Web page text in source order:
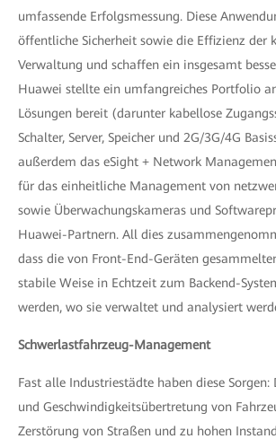
umfassende Erfolgsmessung. Diese
öffentliche Sicherheit sowie die Effizienz der
Verwaltung und schaffen ein insgesamt
Huawei stellte ein umfangreiches Portfolio
Lösungen bereit (darunter kabellose
Schalter, Server, Speicher und 2G/3G/4G
außerdem das eSight + Network
für das einheitliche Management von
sowie Überwachungskameras und
Huawei-Partnern. All dies
dass die von Front-End-Geräten
stabile Weise in Echtzeit zum Backend-
werden, wo sie verwaltet und analysiert
Schwerlastfahrzeug-Management
Fast alle Industriestädte haben diese Sorgen:
und Geschwindigkeitsübertretung von
Zerstörung von Straßen und zu hohen